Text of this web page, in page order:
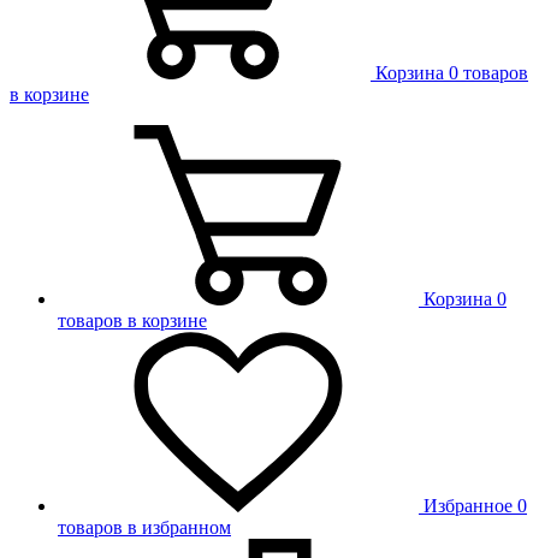
Корзина 0 товаров
в корзине
Корзина 0
товаров в корзине
Избранное 0
товаров в избранном